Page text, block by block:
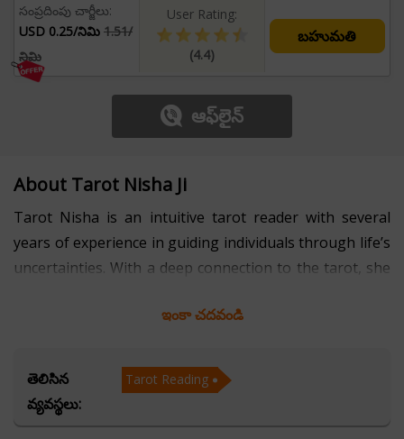
సంప్రదింపు చార్జీలు:
USD 0.25/నిమి 1.51/
నిమి
User Rating:
(4.4)
బహుమతి
ఆఫ్‌లైన్
About Tarot Nisha Ji
Tarot Nisha is an intuitive tarot reader with several
years of experience in guiding individuals through life’s
uncertainties. With a deep connection to the tarot, she
clarity in various aspects of life, including relationships,
understanding, empathy, and a genuine desire to assist
those seeking direction.
ఇంకా చదవండి
తెలిసిన
వ్యవస్థలు:
Tarot Reading